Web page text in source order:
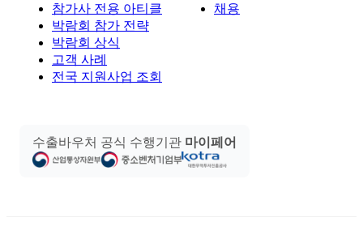
참가사 전용 아티클
박람회 참가 전략
박람회 상식
고객 사례
전국 지원사업 조회
채용
수출바우처 공식 수행기관 마이페어